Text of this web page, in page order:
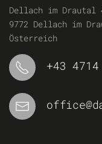
Dellach im Drautal
9772 Dellach im
Österreich
+43